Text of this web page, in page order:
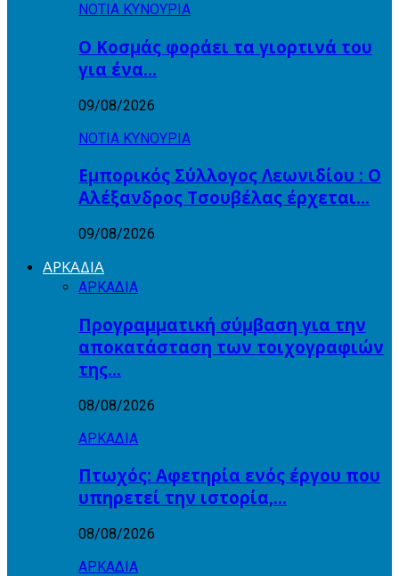
ΝΟΤΙΑ ΚΥΝΟΥΡΙΑ
Ο Κοσμάς φοράει τα γιορτινά του
για ένα…
09/08/2026
ΝΟΤΙΑ ΚΥΝΟΥΡΙΑ
Εμπορικός Σύλλογος Λεωνιδίου : Ο
Αλέξανδρος Τσουβέλας έρχεται…
09/08/2026
ΑΡΚΑΔΙΑ
ΑΡΚΑΔΙΑ
Προγραμματική σύμβαση για την
αποκατάσταση των τοιχογραφιών
της…
08/08/2026
ΑΡΚΑΔΙΑ
Πτωχός: Αφετηρία ενός έργου που
υπηρετεί την ιστορία,…
08/08/2026
ΑΡΚΑΔΙΑ